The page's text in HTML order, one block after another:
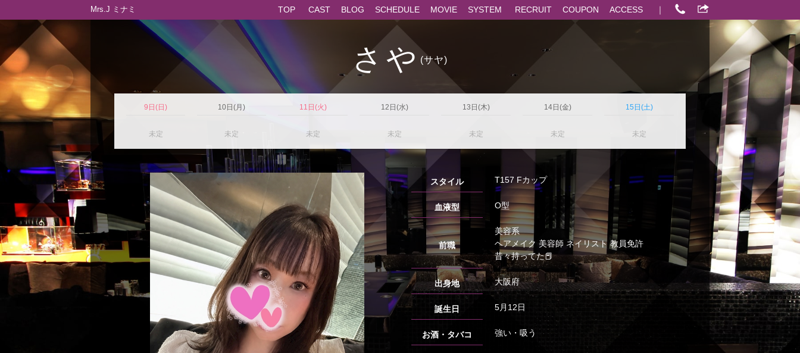
Mrs.J ミナミ TOP CAST BLOG SCHEDULE MOVIE SYSTEM RECRUIT COUPON ACCESS ｜
さや (サヤ)
9日(日) 10日(月) 11日(火) 12日(水) 13日(木) 14日(金) 15日(土)
未定 未定 未定 未定 未定 未定 未定
スタイル T157 Fカップ
血液型 O型
前職
美容系
ヘアメイク 美容師 ネイリスト 教員免許
昔々持ってた📕
出身地 大阪府
誕生日 5月12日
お酒・タバコ 強い・吸う